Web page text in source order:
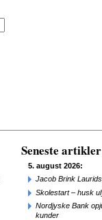
Seneste artikler
5. august 2026:
Jacob Brink
Skolestart – husk
Nordjyske Bank
kunder